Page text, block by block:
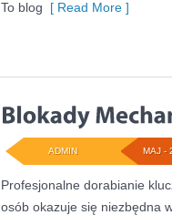
To blog [ Read More ]
MAJ -
ADMIN
Profesjonalne dorabianie
osób okazuje się niezbędna